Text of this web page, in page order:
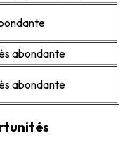
abondante
abondante